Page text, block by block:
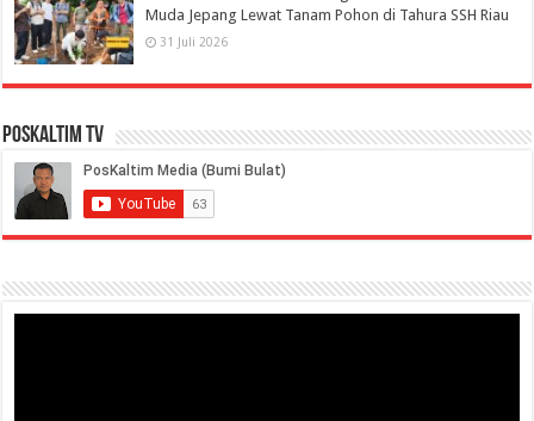
Muda Jepang Lewat Tanam Pohon di Tahura SSH Riau
31 Juli 2026
PosKaltim TV